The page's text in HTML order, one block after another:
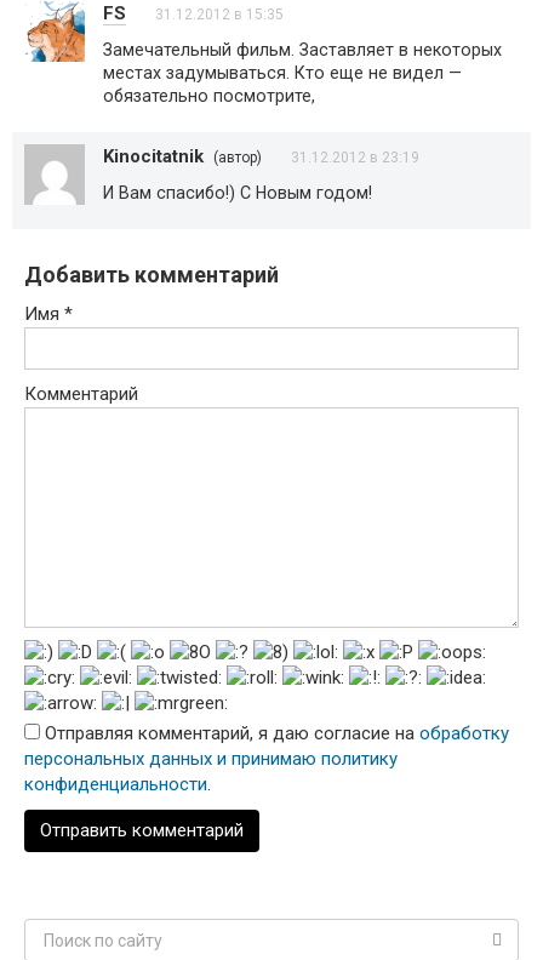
FS 31.12.2012 в 15:35
Замечательный фильм. Заставляет в некоторых
местах задумываться. Кто еще не видел —
обязательно посмотрите,
Kinocitatnik (автор) 31.12.2012 в 23:19
И Вам спасибо!) С Новым годом!
Добавить комментарий
Имя *
Комментарий
Отправляя комментарий, я даю согласие на обработку
персональных данных и принимаю политику
конфиденциальности.
Поиск: